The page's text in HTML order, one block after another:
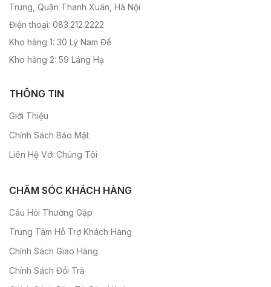
Trung, Quận Thanh Xuân, Hà Nội
Điện thoại: 083.212.2222
Kho hàng 1: 30 Lý Nam Đế
Kho hàng 2: 59 Láng Hạ
THÔNG TIN
Giới Thiệu
Chính Sách Bảo Mật
Liên Hệ Với Chúng Tôi
CHĂM SÓC KHÁCH HÀNG
Câu Hỏi Thường Gặp
Trung Tâm Hỗ Trợ Khách Hàng
Chính Sách Giao Hàng
Chính Sách Đổi Trả